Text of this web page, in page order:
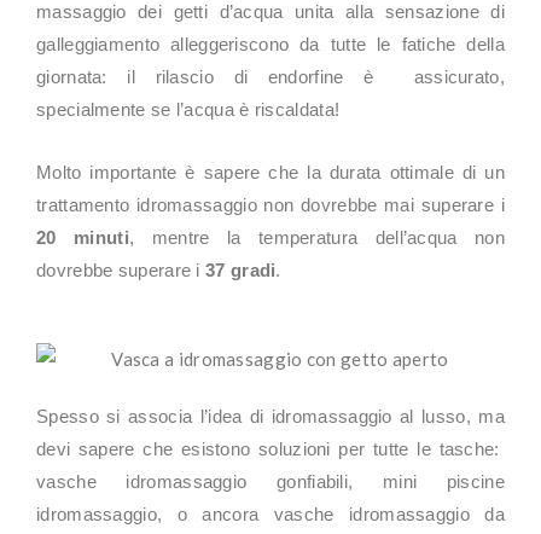
massaggio dei getti d’acqua unita alla sensazione di
galleggiamento alleggeriscono da tutte le fatiche della
giornata: il rilascio di endorfine è assicurato,
specialmente se l’acqua è riscaldata!
Molto importante è sapere che la durata ottimale di un
trattamento idromassaggio non dovrebbe mai superare i
20 minuti, mentre la temperatura dell’acqua non
dovrebbe superare i 37 gradi.
Spesso si associa l’idea di idromassaggio al lusso, ma
devi sapere che esistono soluzioni per tutte le tasche:
vasche idromassaggio gonfiabili, mini piscine
idromassaggio, o ancora vasche idromassaggio da